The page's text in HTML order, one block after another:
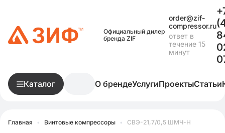
Официальный дилер
бренда ZIF
order@zif-
compressor.ru
ответ в
течение 15
минут
Каталог О брендеУслугиПроектыСтатьи
Главная • Винтовые компрессоры • СВЭ-21,7/0,5 ШМЧ-Н